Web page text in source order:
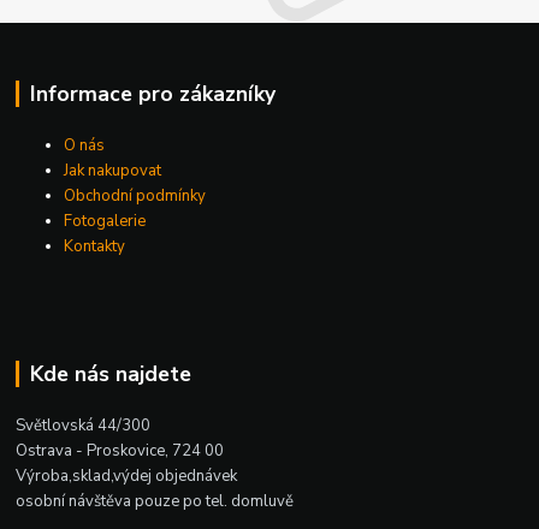
Informace pro zákazníky
O nás
Jak nakupovat
Obchodní podmínky
Fotogalerie
Kontakty
Kde nás najdete
Světlovská 44/300
Ostrava - Proskovice, 724 00
Výroba,sklad,výdej objednávek
osobní návštěva pouze po tel. domluvě